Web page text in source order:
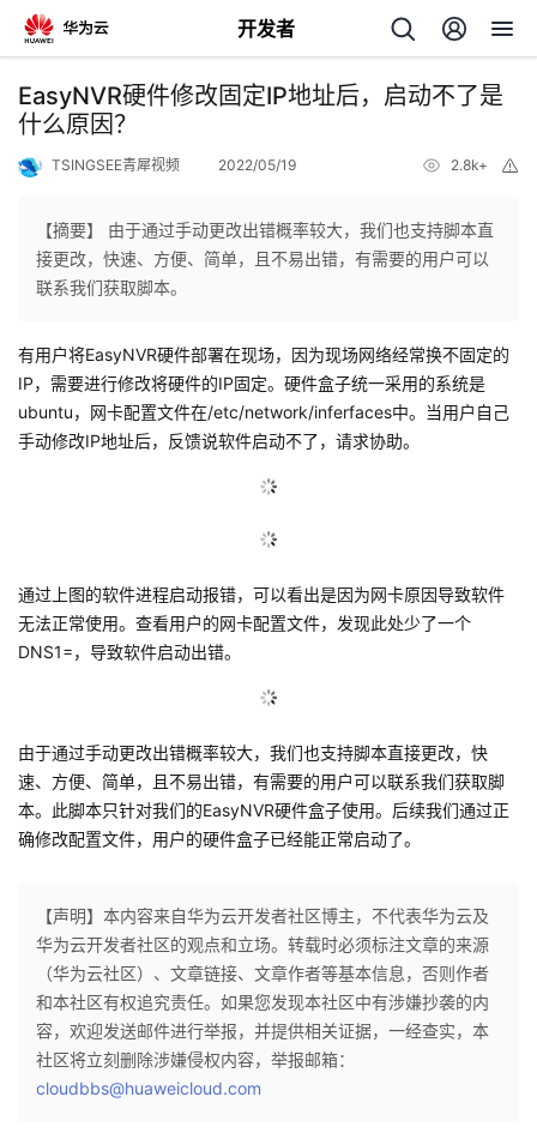
开发者
返
回
个
人
主
我
的
我
博
客
的
论
我
的
子
我
直
播
的
活
动
我
的
关
注
我
者
堂
我
课
程
的
认
证
我
的
实
验
我
的
收
支
我
的
术
支
持
我
云
声
建
议
EasyNVR硬件修改固定IP地址后，启动不了是
什么原因？
TSINGSEE青犀视频 2022/05/19 2.8k+
【摘要】 由于通过手动更改出错概率较大，我们也支持脚本直
接更改，快速、方便、简单，且不易出错，有需要的用户可以
联系我们获取脚本。
有用户将EasyNVR硬件部署在现场，因为现场网络经常换不固定的
IP，需要进行修改将硬件的IP固定。硬件盒子统一采用的系统是
ubuntu，网卡配置文件在/etc/network/inferfaces中。当用户自己
手动修改IP地址后，反馈说软件启动不了，请求协助。
通过上图的软件进程启动报错，可以看出是因为网卡原因导致软件
无法正常使用。查看用户的网卡配置文件，发现此处少了一个
DNS1=，导致软件启动出错。
由于通过手动更改出错概率较大，我们也支持脚本直接更改，快
速、方便、简单，且不易出错，有需要的用户可以联系我们获取脚
本。此脚本只针对我们的EasyNVR硬件盒子使用。后续我们通过正
确修改配置文件，用户的硬件盒子已经能正常启动了。
【声明】本内容来自华为云开发者社区博主，不代表华为云及
华为云开发者社区的观点和立场。转载时必须标注文章的来源
（华为云社区）、文章链接、文章作者等基本信息，否则作者
和本社区有权追究责任。如果您发现本社区中有涉嫌抄袭的内
容，欢迎发送邮件进行举报，并提供相关证据，一经查实，本
社区将立刻删除涉嫌侵权内容，举报邮箱：
cloudbbs@huaweicloud.com